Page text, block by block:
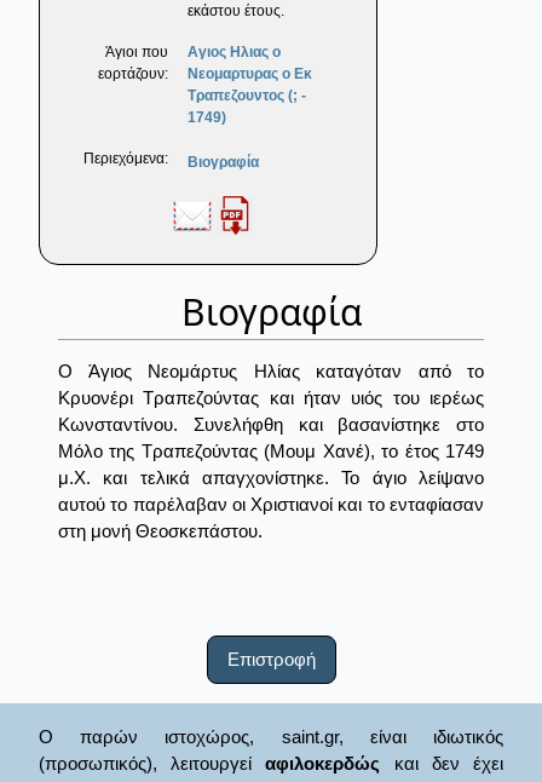
εκάστου έτους.
Άγιοι που
εορτάζουν:
Αγιος Ηλιας ο
Νεομαρτυρας ο Εκ
Τραπεζουντος (; -
1749)
Περιεχόμενα: Βιογραφία
Βιογραφία
Ο Άγιος Νεομάρτυς Ηλίας καταγόταν από το
Κρυονέρι Τραπεζούντας και ήταν υιός του ιερέως
Κωνσταντίνου. Συνελήφθη και βασανίστηκε στο
Μόλο της Τραπεζούντας (Μουμ Χανέ), το έτος 1749
μ.Χ. και τελικά απαγχονίστηκε. Το άγιο λείψανο
αυτού το παρέλαβαν οι Χριστιανοί και το ενταφίασαν
στη μονή Θεοσκεπάστου.
Επιστροφή
Ο παρών ιστοχώρος, saint.gr, είναι ιδιωτικός
(προσωπικός), λειτουργείαφιλοκερδώς και δεν έχει